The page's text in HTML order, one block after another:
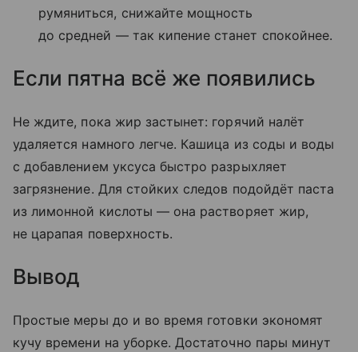
румяниться, снижайте мощность
до средней — так кипение станет спокойнее.
Если пятна всё же появились
Не ждите, пока жир застынет: горячий налёт
удаляется намного легче. Кашица из соды и воды
с добавлением уксуса быстро разрыхляет
загрязнение. Для стойких следов подойдёт паста
из лимонной кислоты — она растворяет жир,
не царапая поверхность.
Вывод
Простые меры до и во время готовки экономят
кучу времени на уборке. Достаточно пары минут